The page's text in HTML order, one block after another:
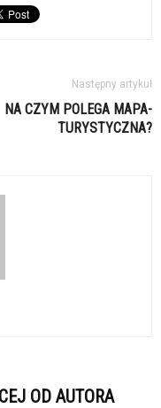
Następny artykuł
NA CZYM POLEGA MAPA-
TURYSTYCZNA?
OD AUTORA